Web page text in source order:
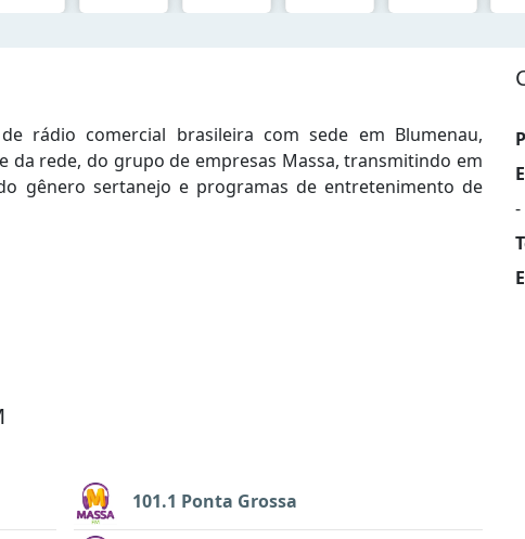
rádio comercial brasileira com sede em Blumenau,
da rede, do grupo de empresas Massa, transmitindo em
gênero sertanejo e programas de entretenimento de
101.1 Ponta Grossa
-